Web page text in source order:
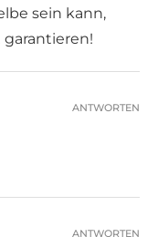
sein kann,
ANTWORTEN
ANTWORTEN